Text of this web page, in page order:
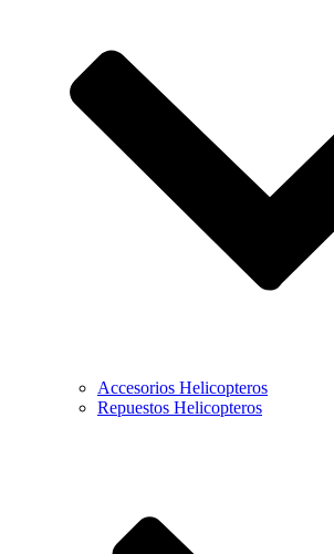
Accesorios Helicopteros
Repuestos Helicopteros